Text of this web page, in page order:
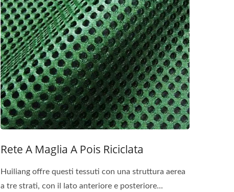
Rete A Maglia A Pois Riciclata
Huiliang offre questi tessuti con una struttura aerea
a tre strati, con il lato anteriore e posteriore...